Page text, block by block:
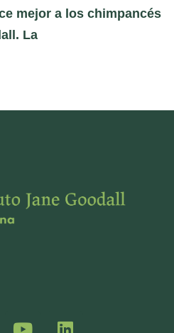
mejor a los chimpancés
La